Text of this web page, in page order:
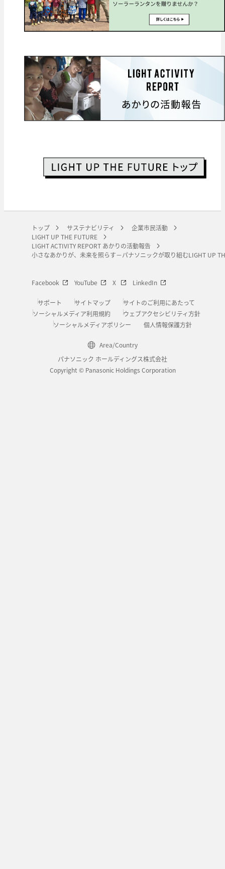
トップ サステナビリティ
企業市民活動
LIGHT UP THE FUTURE
LIGHT ACTIVITY REPORT あかりの活動報告
小さなあかりが、未来を照らす－パナソニックが取り組むLIGHT UP
Facebook YouTube X LinkedIn
サポート サイトマップ
サイトのご利用にあたって
ソーシャルメディア利用規約
ウェブアクセシビリティ方針
ソーシャルメディアポリシー
個人情報保護方針
Area/Country
パナソニック ホールディングス株式会社
Copyright © Panasonic Holdings Corporation